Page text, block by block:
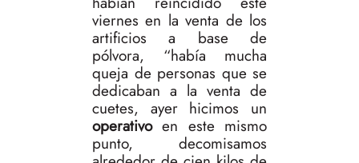
viernes en la venta de los
artificios a base de
pólvora, “había mucha
queja de personas que se
dedicaban a la venta de
cuetes, ayer hicimos un
operativoen este mismo
punto, decomisamos